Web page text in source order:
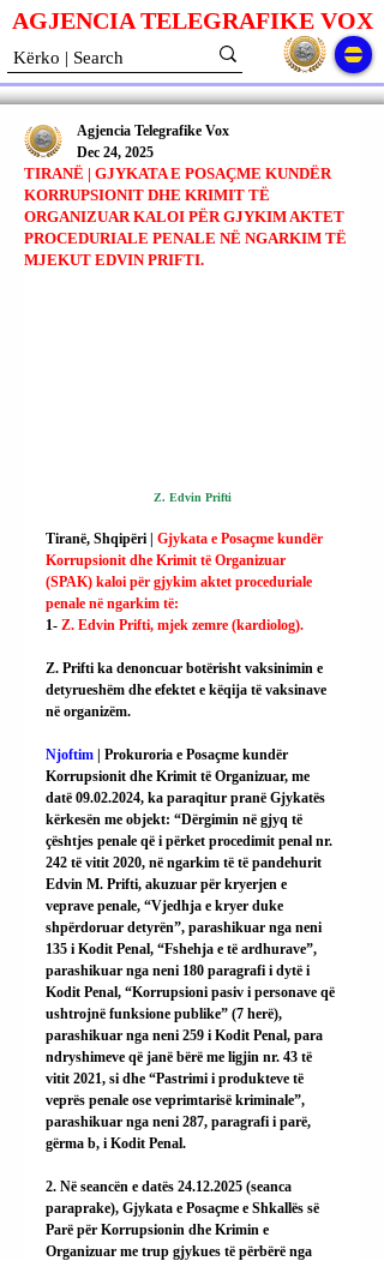
AGJENCIA TELEGRAFIKE VOX
TIRANË | GJYKATA E POSAÇME KUNDËR
KORRUPSIONIT DHE KRIMIT TË
ORGANIZUAR KALOI PËR GJYKIM AKTET
PROCEDURIALE PENALE NË NGARKIM TË
MJEKUT EDVIN PRIFTI.
Agjencia Telegrafike Vox
Dec 24, 2025
Z. Edvin Prifti
Tiranë, Shqipëri | Gjykata e Posaçme kundër
Korrupsionit dhe Krimit të Organizuar
(SPAK) kaloi për gjykim aktet proceduriale
penale në ngarkim të:
1- Z. Edvin Prifti, mjek zemre (kardiolog).
Z. Prifti ka denoncuar botërisht vaksinimin e
detyrueshëm dhe efektet e këqija të vaksinave
në organizëm.
Njoftim | Prokuroria e Posaçme kundër
Korrupsionit dhe Krimit të Organizuar, me
datë 09.02.2024, ka paraqitur pranë Gjykatës
kërkesën me objekt: “Dërgimin në gjyq të
çështjes penale që i përket procedimit penal nr.
242 të vitit 2020, në ngarkim të të pandehurit
Edvin M. Prifti, akuzuar për kryerjen e
veprave penale, “Vjedhja e kryer duke
shpërdoruar detyrën”, parashikuar nga neni
135 i Kodit Penal, “Fshehja e të ardhurave”,
parashikuar nga neni 180 paragrafi i dytë i
Kodit Penal, “Korrupsioni pasiv i personave që
ushtrojnë funksione publike” (7 herë),
parashikuar nga neni 259 i Kodit Penal, para
ndryshimeve që janë bërë me ligjin nr. 43 të
vitit 2021, si dhe “Pastrimi i produkteve të
veprës penale ose veprimtarisë kriminale”,
parashikuar nga neni 287, paragrafi i parë,
gërma b, i Kodit Penal.
2. Në seancën e datës 24.12.2025 (seanca
paraprake), Gjykata e Posaçme e Shkallës së
Parë për Korrupsionin dhe Krimin e
Organizuar me trup gjykues të përbërë nga